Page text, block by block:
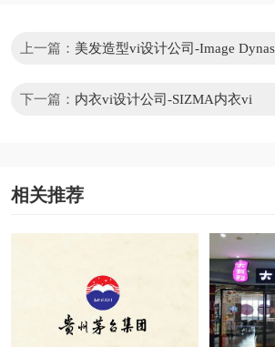
上一篇： 美发造型vi设计公司-Image
下一篇： 内衣vi设计公司-SIZMA内衣vi
相关推荐